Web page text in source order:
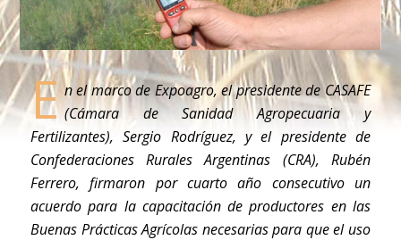
E n el marco de Expoagro, el presidente de CASAFE
(Cámara de Sanidad Agropecuaria y
Fertilizantes), Sergio Rodríguez, y el presidente de
Confederaciones Rurales Argentinas (CRA), Rubén
Ferrero, firmaron por cuarto año consecutivo un
acuerdo para la capacitación de productores en las
Buenas Prácticas Agrícolas necesarias para que el uso